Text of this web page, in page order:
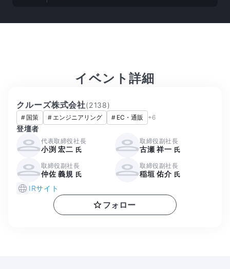
イベント詳細
クルーズ株式会社(2138)
# 国策 # エンジニアリング # EC・通販 +6
登壇者
代表取締役社長
小渕 宏二 氏
取締役副社長
古瀬 祥一 氏
取締役副社長
仲佐 義規 氏
取締役副社長
稲垣 佑介 氏
IRサイト
フォロー